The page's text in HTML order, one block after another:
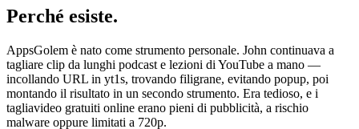
Perché esiste.
AppsGolem è nato come strumento personale. John continuava a
tagliare clip da lunghi podcast e lezioni di YouTube a mano —
incollando URL in yt1s, trovando filigrane, evitando popup, poi
montando il risultato in un secondo strumento. Era tedioso, e i
tagliavideo gratuiti online erano pieni di pubblicità, a rischio
malware oppure limitati a 720p.